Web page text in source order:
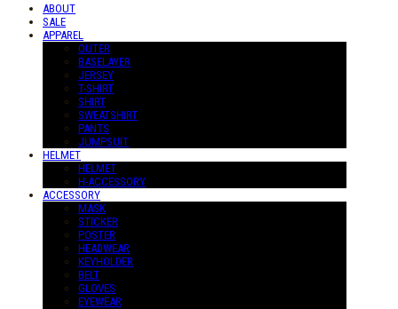
ABOUT
SALE
APPAREL
OUTER
BASELAYER
JERSEY
T-SHIRT
SHIRT
SWEATSHIRT
PANTS
JUMPSUIT
HELMET
HELMET
H-ACCESSORY
ACCESSORY
MASK
STICKER
POSTER
HEADWEAR
KEYHOLDER
BELT
GLOVES
EYEWEAR